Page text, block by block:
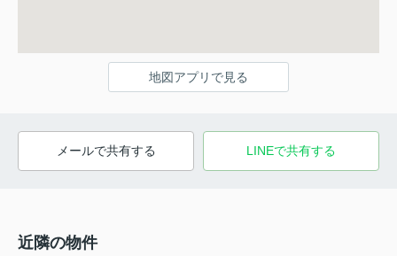
地図アプリで見る
メールで共有する LINEで共有する
近隣の物件